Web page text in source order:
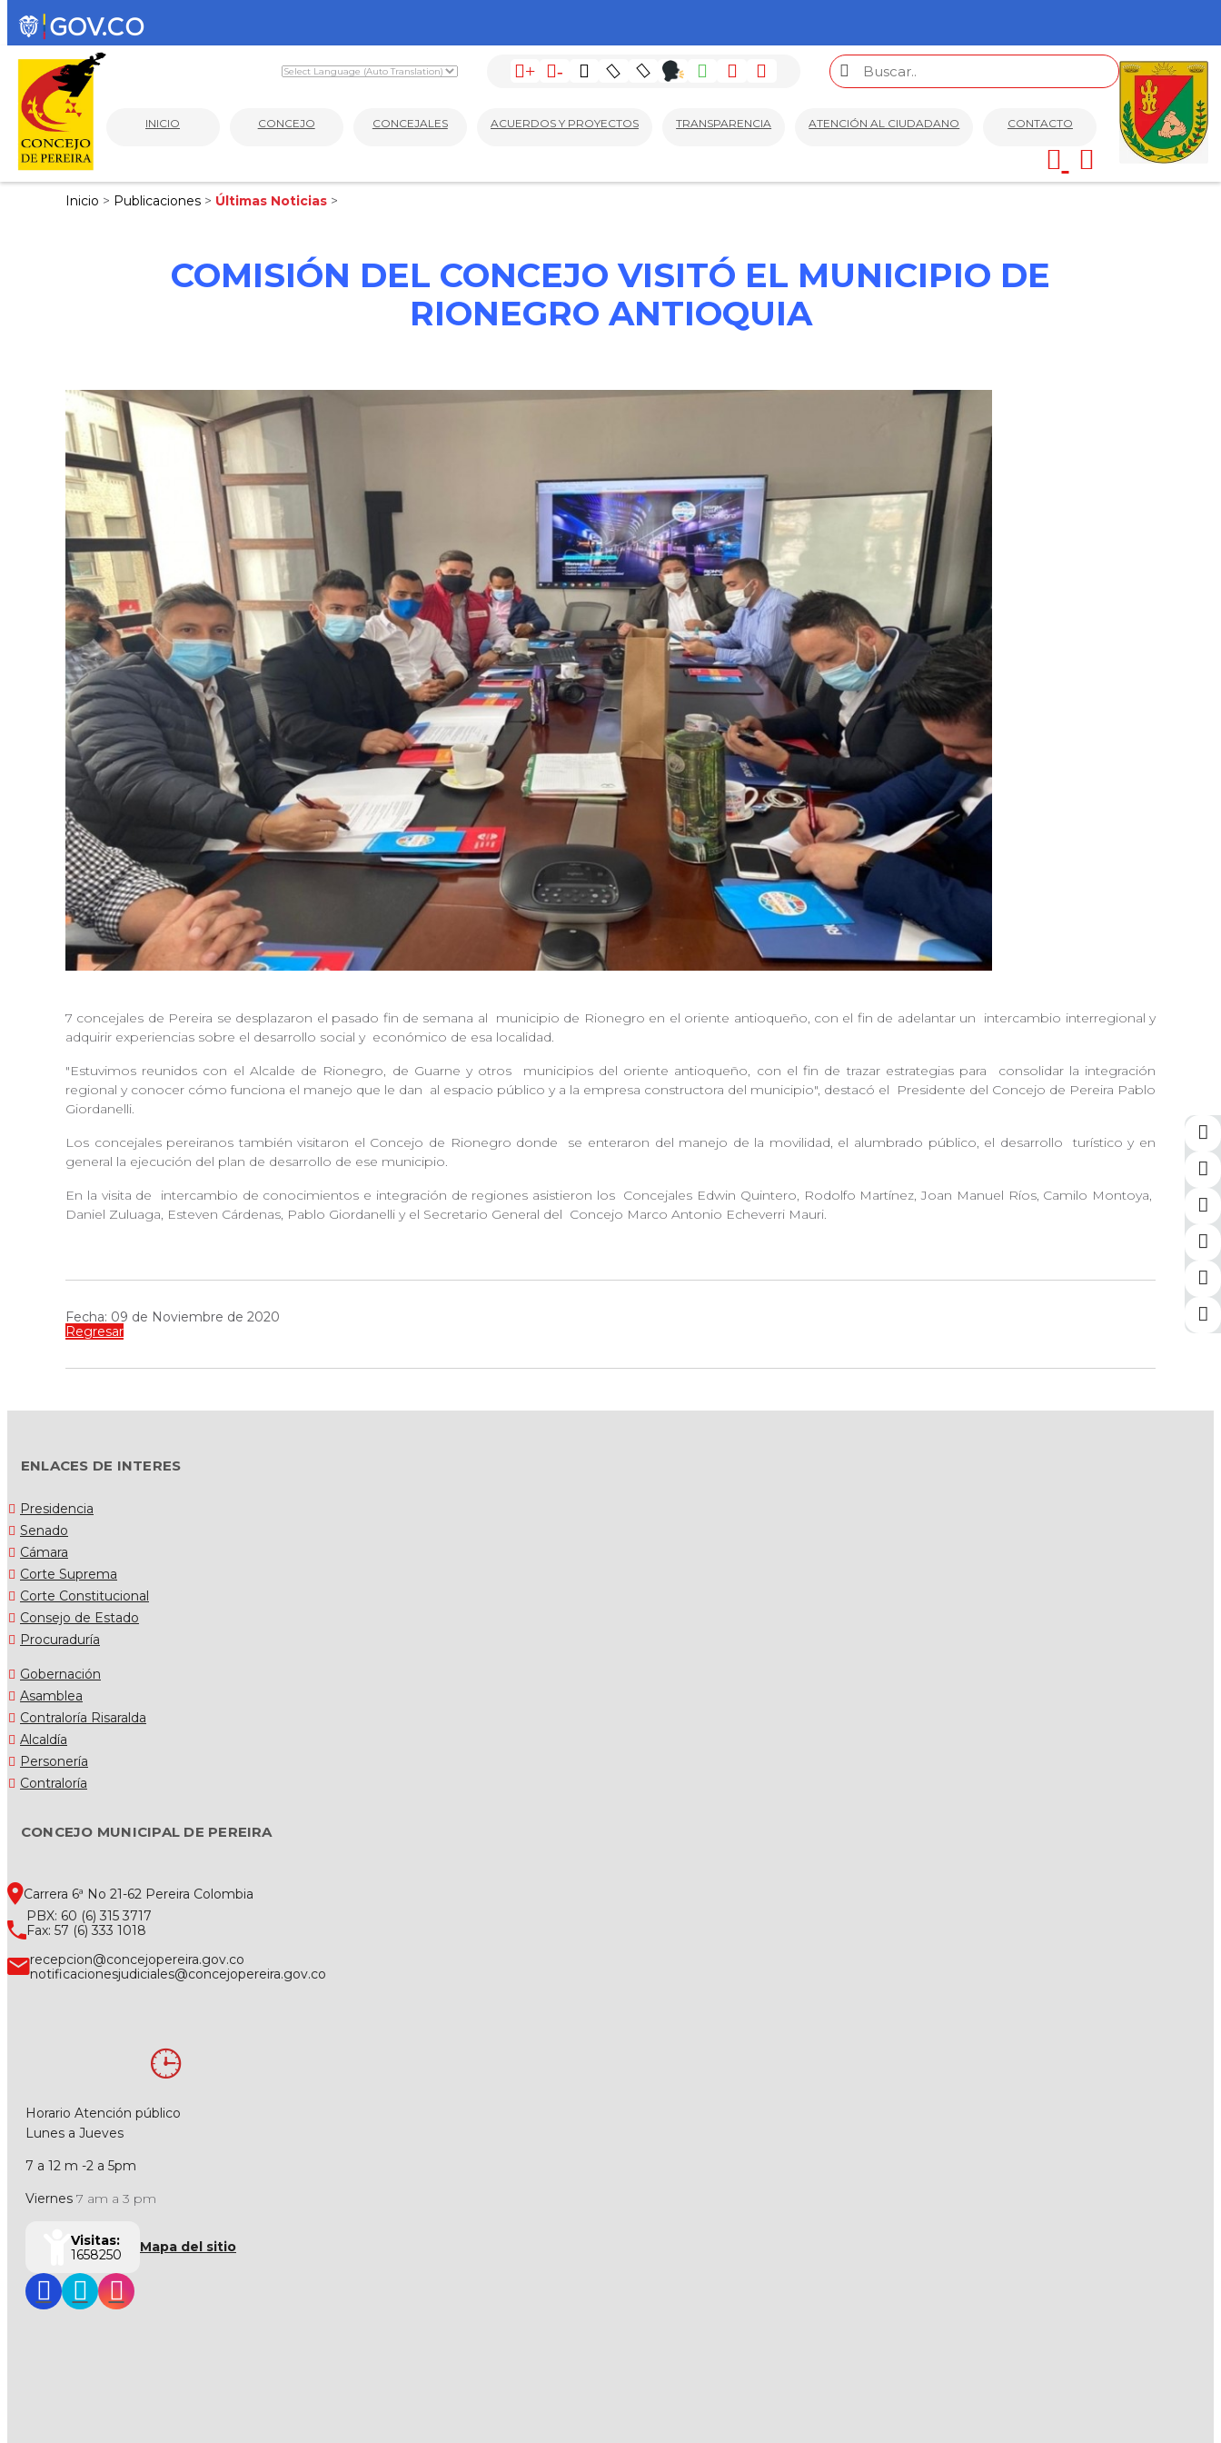
+ -
INICIO CONCEJO CONCEJALES ACUERDOS Y PROYECTOS TRANSPARENCIA ATENCIÓN AL CIUDADANO CONTACTO
Inicio > Publicaciones > Últimas Noticias >
COMISIÓN DEL CONCEJO VISITÓ EL MUNICIPIO DE
RIONEGRO ANTIOQUIA
7 concejales de Pereira se desplazaron el pasado fin de semana al municipio de Rionegro en el oriente antioqueño, con el fin de adelantar un
intercambio interregional y
adquirir experiencias sobre el desarrollo social y económico de esa localidad.
"Estuvimos reunidos con el Alcalde de Rionegro, de Guarne y otros municipios del oriente antioqueño, con el fin de trazar estrategias para
consolidar la integración
regional y conocer cómo funciona el manejo que le dan al espacio público y a la empresa constructora del municipio", destacó el
Presidente del Concejo de Pereira Pablo
Giordanelli.
Los concejales pereiranos también visitaron el Concejo de Rionegro donde se enteraron del manejo de la movilidad, el alumbrado público, el desarrollo
turístico y en
general la ejecución del plan de desarrollo de ese municipio.
En la visita de intercambio de conocimientos e integración de regiones asistieron los Concejales Edwin Quintero, Rodolfo Martínez, Joan Manuel Ríos, Camilo Montoya,
Daniel Zuluaga, Esteven Cárdenas, Pablo Giordanelli y el Secretario General del Concejo Marco Antonio Echeverri Mauri.
Fecha: 09 de Noviembre de 2020
Regresar
ENLACES DE INTERES
Presidencia
Senado
Cámara
Corte Suprema
Corte Constitucional
Consejo de Estado
Procuraduría
Gobernación
Asamblea
Contraloría Risaralda
Alcaldía
Personería
Contraloría
CONCEJO MUNICIPAL DE PEREIRA
Carrera 6ª No 21-62 Pereira Colombia
PBX: 60 (6) 315 3717
Fax: 57 (6) 333 1018
recepcion@concejopereira.gov.co
notificacionesjudiciales@concejopereira.gov.co
Horario Atención público
Lunes a Jueves
7 a 12 m -2 a 5pm
Viernes 7 am a 3 pm
Visitas:
1658250
Mapa del sitio